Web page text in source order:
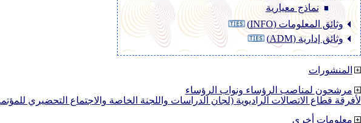
نماذج معيارية
وثائق المعلومات (INFO)
وثائق إدارية (ADM)
المنشورات
مرشحون لمناصب الرؤساء ونواب الرؤساء
لأفرقة قطاع الاتصالات الراديوية (لجان الدراسات واللجنة الخاصة والاجتماع التحضيري
معلومات أخرى